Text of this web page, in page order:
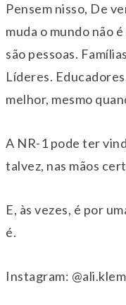
Pensem nisso, De
muda o mundo não
são pessoas.
Líderes.
melhor, mesmo
A NR-1 pode ter
talvez, nas mãos
E, às vezes, é por
é.
Instagram: